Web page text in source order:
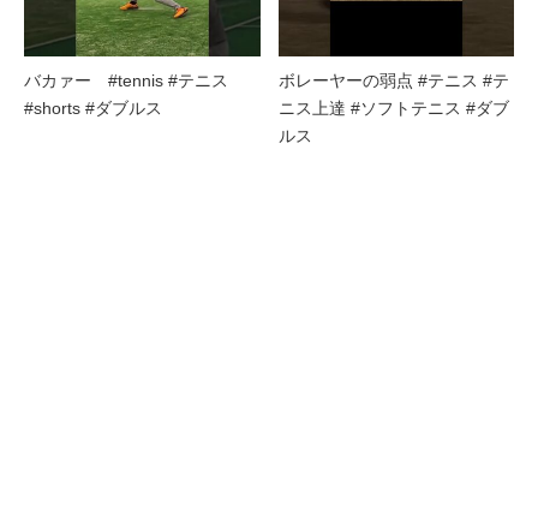
バカァー #tennis #テニス
#shorts #ダブルス
ボレーヤーの弱点 #テニス #テ
ニス上達 #ソフトテニス #ダブ
ルス